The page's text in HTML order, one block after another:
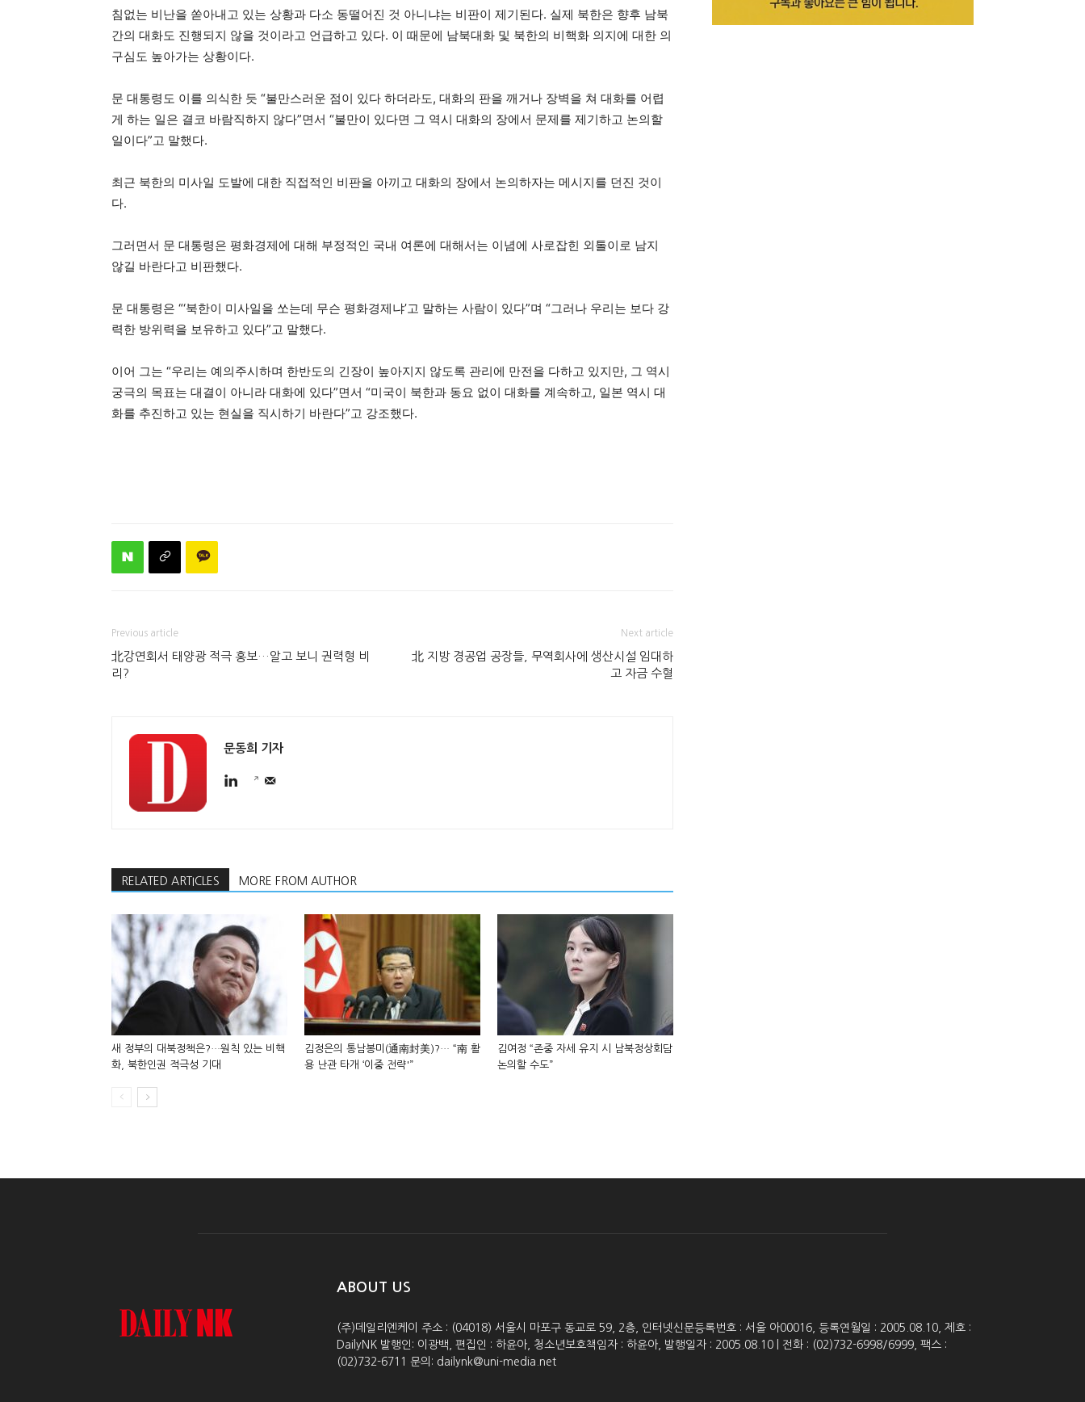
침없는 비난을 쏟아내고 있는 상황과 다소 동떨어진 것 아니냐는 비판이 제기된다. 실제 북한은 향후 남북
간의 대화도 진행되지 않을 것이라고 언급하고 있다. 이 때문에 남북대화 및 북한의 비핵화 의지에 대한 의
구심도 높아가는 상황이다.
문 대통령도 이를 의식한 듯 “불만스러운 점이 있다 하더라도, 대화의 판을 깨거나 장벽을 쳐 대화를 어렵
게 하는 일은 결코 바람직하지 않다”면서 “불만이 있다면 그 역시 대화의 장에서 문제를 제기하고 논의할
일이다”고 말했다.
최근 북한의 미사일 도발에 대한 직접적인 비판을 아끼고 대화의 장에서 논의하자는 메시지를 던진 것이
다.
그러면서 문 대통령은 평화경제에 대해 부정적인 국내 여론에 대해서는 이념에 사로잡힌 외톨이로 남지
않길 바란다고 비판했다.
문 대통령은 “‘북한이 미사일을 쏘는데 무슨 평화경제냐’고 말하는 사람이 있다”며 “그러나 우리는 보다 강
력한 방위력을 보유하고 있다”고 말했다.
이어 그는 “우리는 예의주시하며 한반도의 긴장이 높아지지 않도록 관리에 만전을 다하고 있지만, 그 역시
궁극의 목표는 대결이 아니라 대화에 있다”면서 “미국이 북한과 동요 없이 대화를 계속하고, 일본 역시 대
화를 추진하고 있는 현실을 직시하기 바란다”고 강조했다.
Previous article
北강연회서 태양광 적극 홍보…알고 보니 권력형 비
리?
Next article
北 지방 경공업 공장들, 무역회사에 생산시설 임대하
고 자금 수혈
문동희 기자
RELATED ARTICLES MORE FROM AUTHOR
새 정부의 대북정책은?…원칙 있는 비핵
화, 북한인권 적극성 기대
김정은의 통남봉미(通南封美)?… “南 활
용 난관 타개 ‘이중 전략'”
김여정 “존중 자세 유지 시 남북정상회담
논의할 수도”
ABOUT US
(주)데일리엔케이 주소 : (04018) 서울시 마포구 동교로 59, 2층, 인터넷신문등록번호 : 서울 아00016, 등록연월일 : 2005.08.10, 제호 :
DailyNK 발행인: 이광백, 편집인 : 하윤아, 청소년보호책임자 : 하윤아, 발행일자 : 2005.08.10 | 전화 : (02)732-6998/6999, 팩스 :
(02)732-6711 문의: dailynk@uni-media.net